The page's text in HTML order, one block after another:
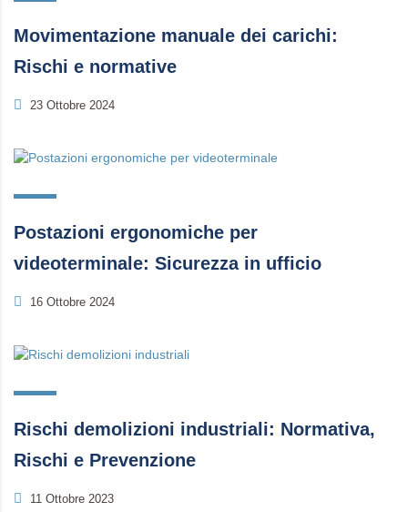
Movimentazione manuale dei carichi:
Rischi e normative
23 Ottobre 2024
Postazioni ergonomiche per
videoterminale: Sicurezza in ufficio
16 Ottobre 2024
Rischi demolizioni industriali: Normativa,
Rischi e Prevenzione
11 Ottobre 2023